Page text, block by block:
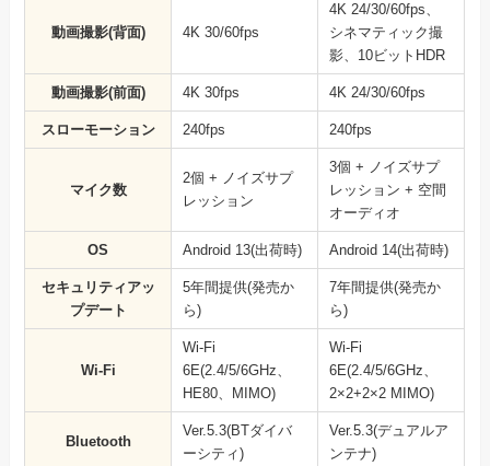
動画撮影(背面) 4K 30/60fps
4K 24/30/60fps、
シネマティック撮
影、10ビットHDR
動画撮影(前面) 4K 30fps 4K 24/30/60fps
スローモーション 240fps 240fps
マイク数
2個 + ノイズサプ
レッション
3個 + ノイズサプ
レッション + 空間
オーディオ
OS Android 13(出荷時) Android 14(出荷時)
セキュリティアッ
プデート
5年間提供(発売か
ら)
7年間提供(発売か
ら)
Wi-Fi
Wi-Fi
6E(2.4/5/6GHz、
HE80、MIMO)
Wi-Fi
6E(2.4/5/6GHz、
2×2+2×2 MIMO)
Bluetooth
Ver.5.3(BTダイバ
ーシティ)
Ver.5.3(デュアルア
ンテナ)